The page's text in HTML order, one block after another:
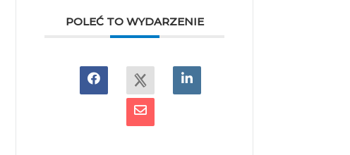
POLEĆ TO WYDARZENIE